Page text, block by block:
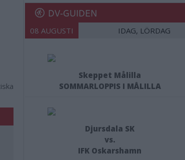
DV-GUIDEN
08 AUGUSTI IDAG, LÖRDAG
Skeppet Målilla
SOMMARLOPPIS I MÅLILLA
Djursdala SK
vs.
IFK Oskarshamn